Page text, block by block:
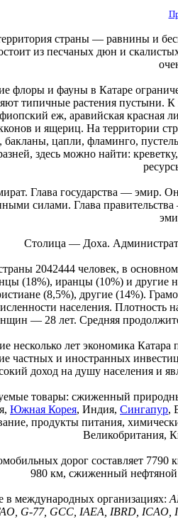
страны — равнины и
из песчаных дюн и
флоры и фауны в Катаре
типичные растения пустыни.
еж, аравийская красная
и ящериц. На территории
бакланы, цапли, фламинго,
здесь можно найти:
Глава государства — эмир.
силами. Глава
Столица — Доха.
2042444 человек, в
(18%), иранцы (10%) и
(8,5%), другие (14%).
населения. Плотность
— 28 лет. Средняя
несколько лет экономика Катара
частных и иностранных
доход на душу населения и
товары: сжиженный
Южная Корея, Индия, Сингапур,
продукты питания,
Великобритания,
дорог составляет
980 км, сжиженный
в международных организациях:
G-77, GCC, IAEA, IBRD,